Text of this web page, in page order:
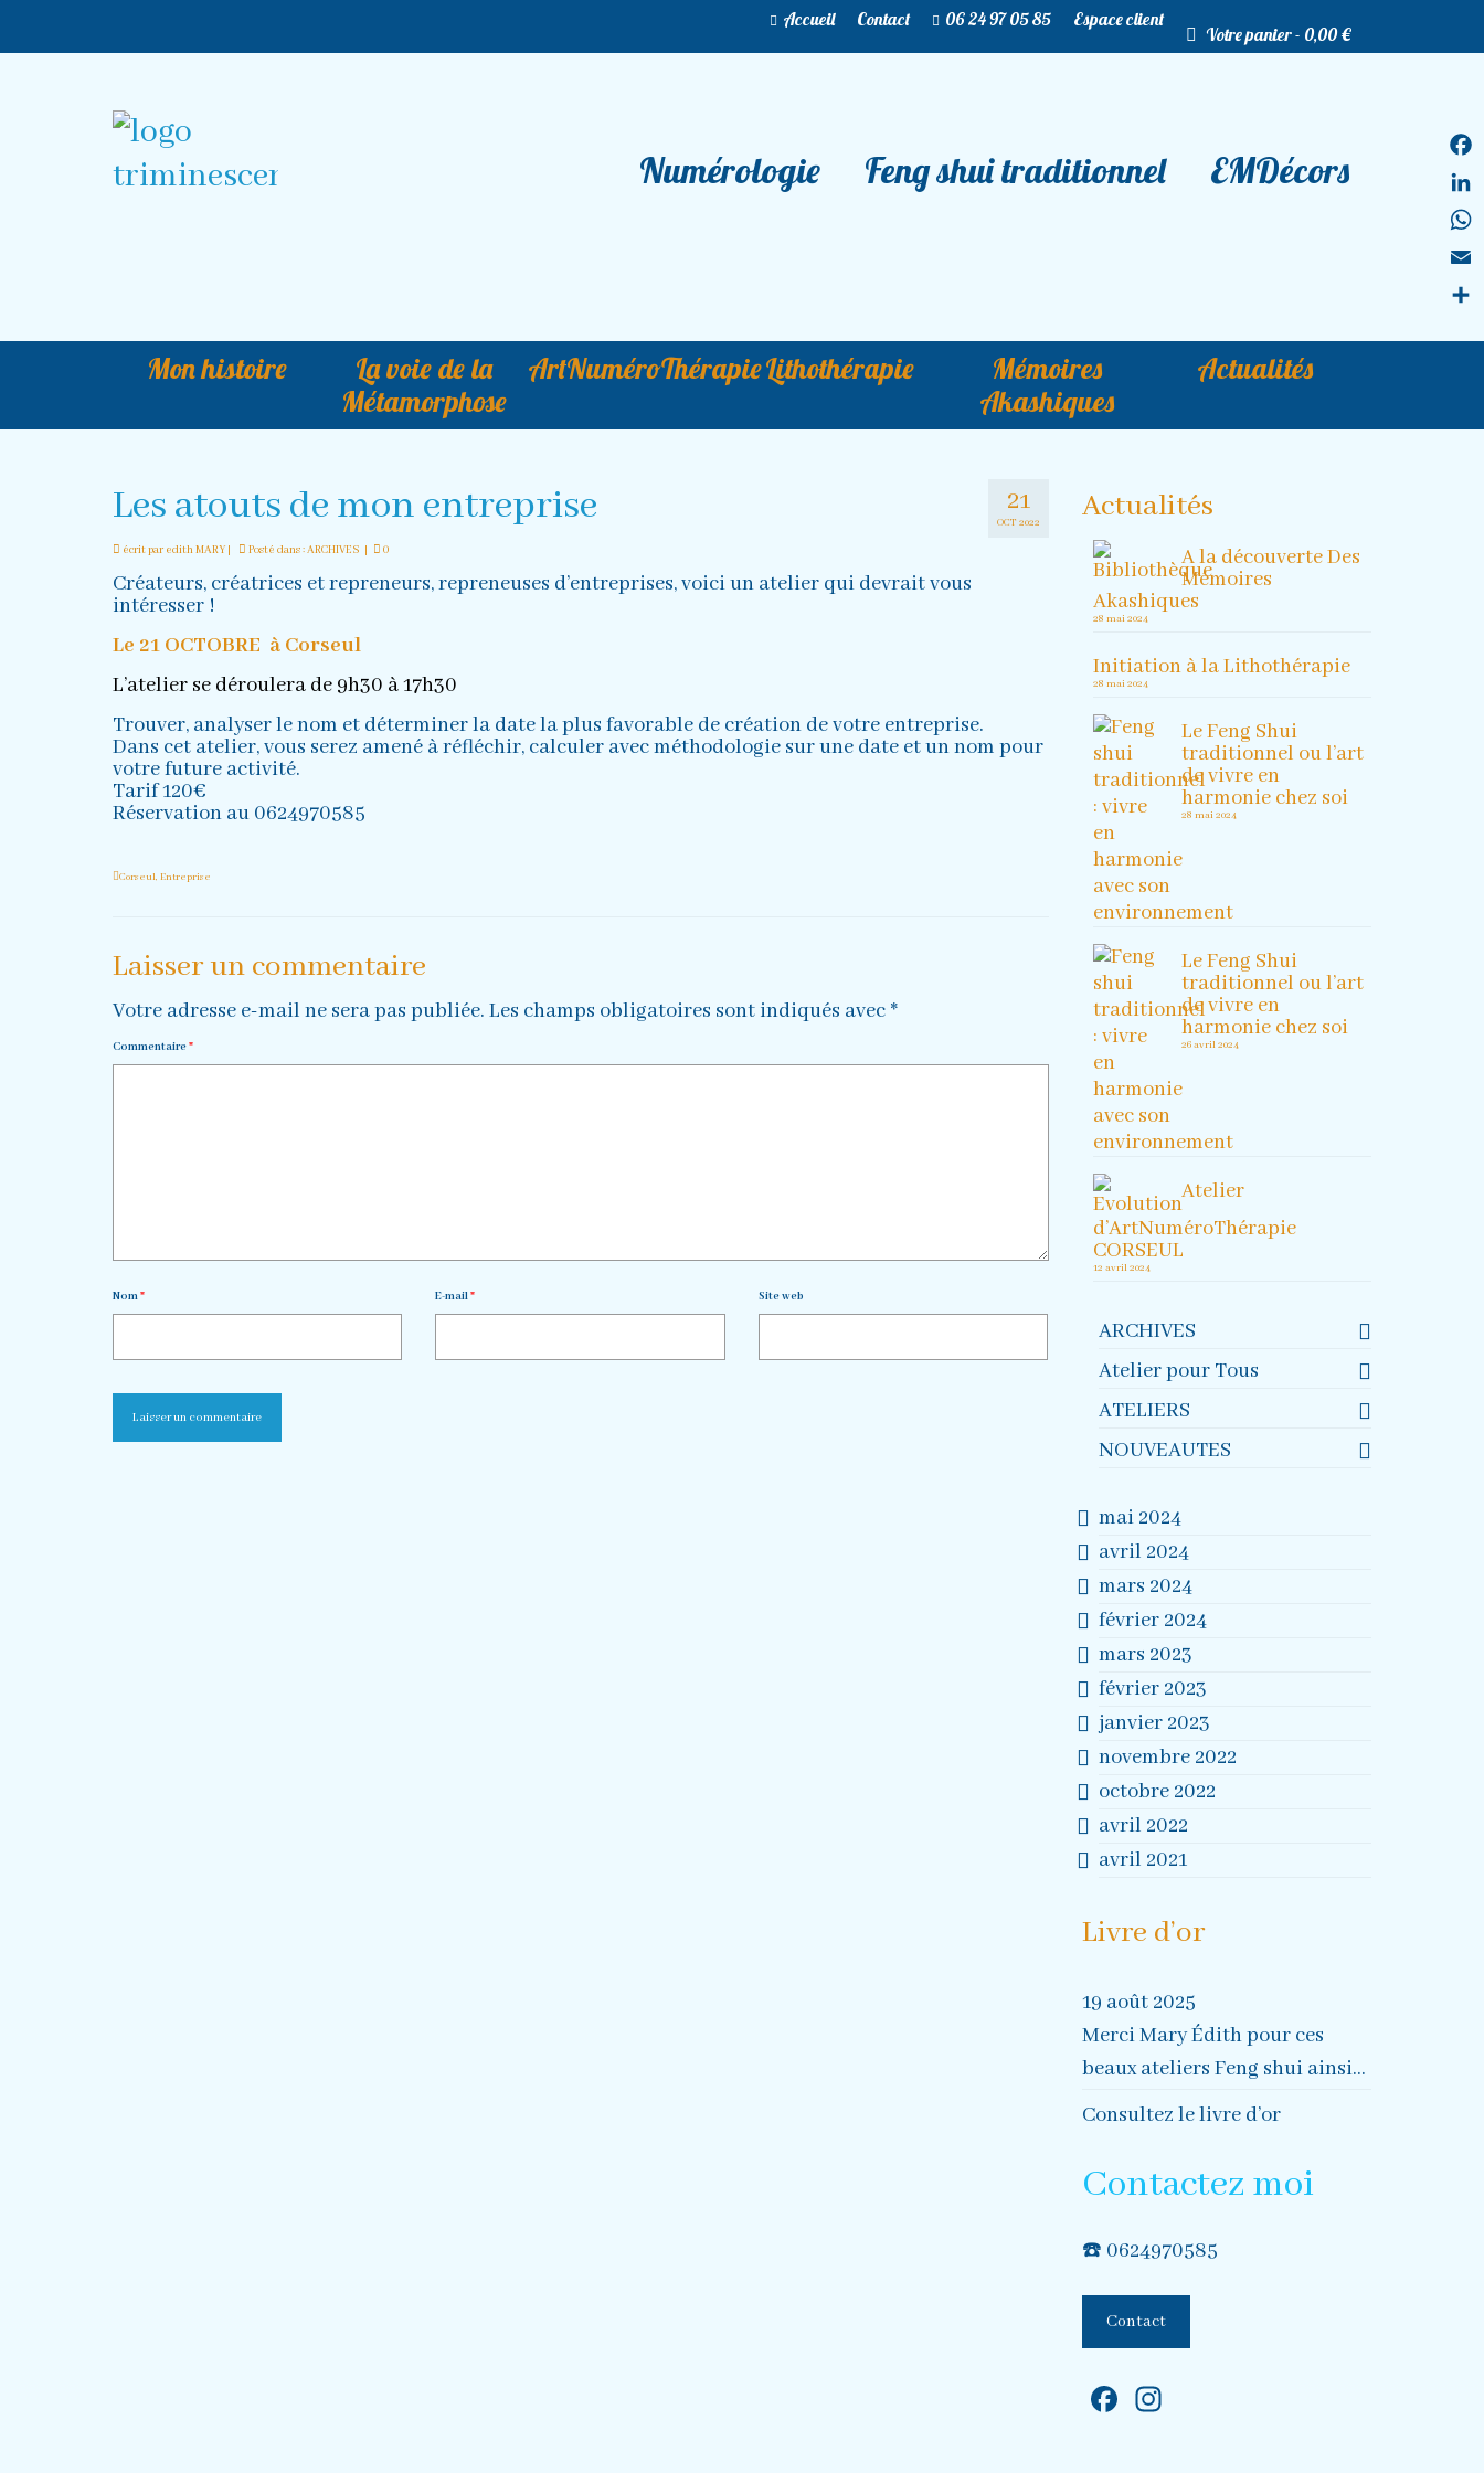
Accueil Contact 06 24 97 05 85 Espace client
Votre panier- 0,00€
Numérologie Feng shui traditionnel EMDécors
Mon histoire
La voie de la
Métamorphose
ArtNuméroThérapieLithothérapie
Mémoires
Akashiques
Actualités
21
OCT 2022
Les atouts de mon entreprise
écrit par edith MARY | Posté dans :ARCHIVES | 0
Créateurs, créatrices et repreneurs, repreneuses d’entreprises, voici un atelier qui devrait vous
intéresser !
Le 21 OCTOBRE à Corseul
L’atelier se déroulera de 9h30 à 17h30
Trouver, analyser le nom et déterminer la date la plus favorable de création de votre entreprise.
Dans cet atelier, vous serez amené à réfléchir, calculer avec méthodologie sur une date et un nom pour
votre future activité.
Tarif 120€
Réservation au 0624970585
Corseul, Entreprise
Laisser un commentaire
Votre adresse e-mail ne sera pas publiée. Les champs obligatoires sont indiqués avec *
Commentaire*
Nom* E-mail* Site web
Actualités
A la découverte Des
Mémoires
Akashiques
28 mai 2024
Initiation à la Lithothérapie
28 mai 2024
Le Feng Shui
traditionnel ou l’art
de vivre en
harmonie chez soi
28 mai 2024
Le Feng Shui
traditionnel ou l’art
de vivre en
harmonie chez soi
26 avril 2024
Atelier
d’ArtNuméroThérapie
CORSEUL
12 avril 2024
ARCHIVES
Atelier pour Tous
ATELIERS
NOUVEAUTES
mai 2024
avril 2024
mars 2024
février 2024
mars 2023
février 2023
janvier 2023
novembre 2022
octobre 2022
avril 2022
avril 2021
Livre d’or
19 août 2025
Merci Mary Édith pour ces
beaux ateliers Feng shui ainsi...
Consultez le livre d’or
Contactez moi
☎️ 0624970585
Contact
Facebook